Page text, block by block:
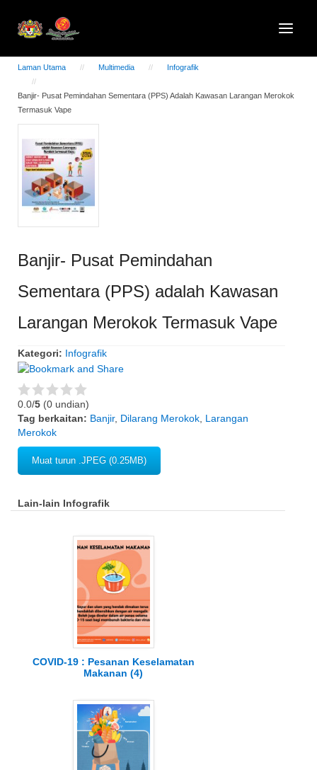
Laman Utama Multimedia Infografik
Banjir- Pusat Pemindahan Sementara (PPS) Adalah Kawasan Larangan Merokok
Termasuk Vape
Banjir- Pusat Pemindahan
Sementara (PPS) adalah Kawasan
Larangan Merokok Termasuk Vape
Kategori: Infografik
0.0/5 (0 undian)
Tag berkaitan: Banjir, Dilarang Merokok Larangan
Merokok
Muat turun .JPEG (0.25MB)
Lain-lain Infografik
COVID-19 : Pesanan Keselamatan
Makanan (4)